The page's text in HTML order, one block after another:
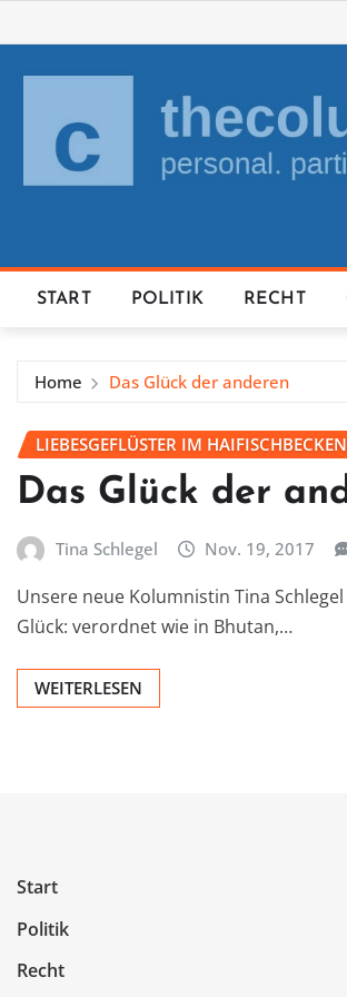
to
content
START POLITIK RECHT
Home Das Glück der anderen
LIEBESGEFLÜSTER IM HAIFISCHBECKEN
Das Glück der
Tina Schlegel Nov. 19, 2017
Unsere neue Kolumnistin Tina
Glück: verordnet wie in Bhutan,…
WEITERLESEN
Start
Politik
Recht